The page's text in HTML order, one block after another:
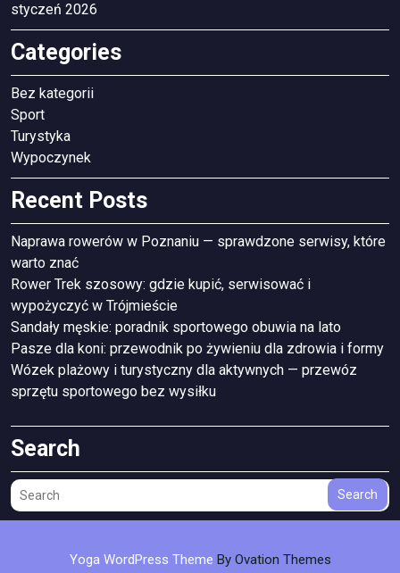
styczeń 2026
Categories
Bez kategorii
Sport
Turystyka
Wypoczynek
Recent Posts
Naprawa rowerów w Poznaniu — sprawdzone serwisy, które
warto znać
Rower Trek szosowy: gdzie kupić, serwisować i
wypożyczyć w Trójmieście
Sandały męskie: poradnik sportowego obuwia na lato
Pasze dla koni: przewodnik po żywieniu dla zdrowia i formy
Wózek plażowy i turystyczny dla aktywnych — przewóz
sprzętu sportowego bez wysiłku
Search
Search
Yoga WordPress Theme By Ovation Themes